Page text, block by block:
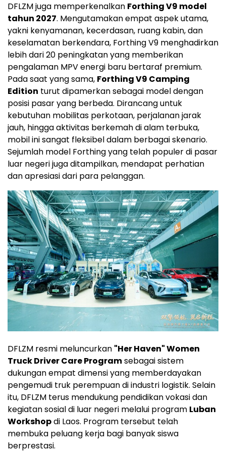
DFLZM juga memperkenalkan Forthing V9 model
tahun 2027. Mengutamakan empat aspek utama,
yakni kenyamanan, kecerdasan, ruang kabin, dan
keselamatan berkendara, Forthing V9 menghadirkan
lebih dari 20 peningkatan yang memberikan
pengalaman MPV energi baru bertaraf premium.
Pada saat yang sama, Forthing V9 Camping
Edition turut dipamerkan sebagai model dengan
posisi pasar yang berbeda. Dirancang untuk
kebutuhan mobilitas perkotaan, perjalanan jarak
jauh, hingga aktivitas berkemah di alam terbuka,
mobil ini sangat fleksibel dalam berbagai skenario.
Sejumlah model Forthing yang telah populer di pasar
luar negeri juga ditampilkan, mendapat perhatian
dan apresiasi dari para pelanggan.
DFLZM resmi meluncurkan "Her Haven" Women
Truck Driver Care Programsebagai sistem
dukungan empat dimensi yang memberdayakan
pengemudi truk perempuan di industri logistik. Selain
itu, DFLZM terus mendukung pendidikan vokasi dan
kegiatan sosial di luar negeri melalui program Luban
Workshopdi Laos. Program tersebut telah
membuka peluang kerja bagi banyak siswa
berprestasi.